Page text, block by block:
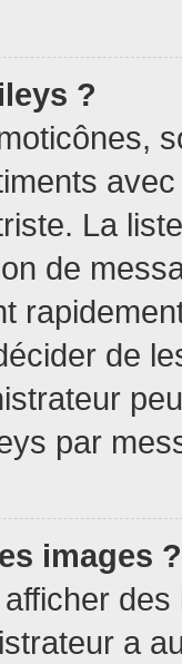
?
La
de
de
par
images ?
a